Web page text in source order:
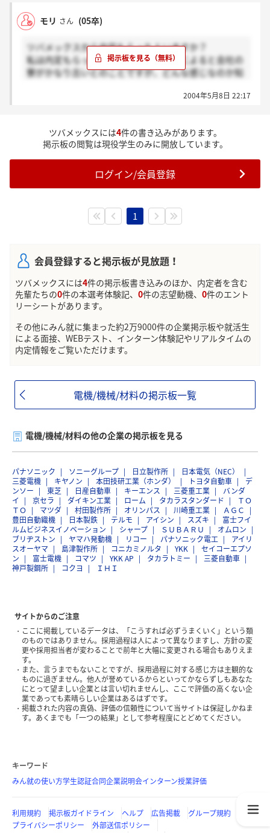
モリ さん (05卒)
ツバメックスから内定もらった人いますか？
私は内定もらったのですが、聞いた話によると会社の
寮がかなり古いとのことですが、どんな感じなのか知
あと、内定もらった人はツバメックスにいくのです
2004年5月8日 22:17
ツバメックスには4件の書き込みがあります。
掲示板の閲覧は現役学生のみに開放しています。
ログイン/会員登録
1
会員登録すると掲示板が見放題！
ツバメックスには4件の掲示板書き込みのほか、内定者を含む
先輩たちの0件の本選考体験記、 0件の志望動機、 0件のエント
リーシートがあります。
その他にみん就に集まった約2万9000件の企業掲示板や就活生
による面接、WEBテスト、インターン体験記やリアルタイムの
内定情報をご覧いただけます。
電機/機械/材料の掲示板一覧
電機/機械/材料の他の企業の掲示板を見る
パナソニック ソニーグループ 日立製作所
日本電気（NEC）
三菱電機
キヤノン 本田技研工業（ホンダ） トヨタ自動車
デ
ンソー
東芝 日産自動車 キーエンス 三菱重工業
バンダ
イ
京セラ ダイキン工業 ローム タカラスタンダード
ＴＯ
ＴＯ
マツダ 村田製作所 オリンパス 川崎重工業
ＡＧＣ
豊田自動織機
日本製鉄 テルモ アイシン スズキ
富士フイ
ルムビジネスイノベーション
シャープ ＳＵＢＡＲＵ
オムロン
ブリヂストン
ヤマハ発動機 リコー パナソニック電工
アイリ
スオーヤマ
島津製作所 コニカミノルタ YKK
セイコーエプソ
ン
富士電機 コマツ YKK AP タカラトミー
三菱自動車
神戸製鋼所
コクヨ ＩＨＩ
サイトからのご注意
ここに掲載しているデータは、「こうすれば必ずうまくいく」という類
のものではありません。採用過程は人によって異なりますし、方針の変
更や採用担当者が変わることで前年と大幅に変更される場合もありえま
す。
また、言うまでもないことですが、採用過程に対する感じ方は主観的な
ものに過ぎません。他人が誉めているからといってかならずしもあなた
にとって望ましい企業とは言い切れませんし、ここで評価の高くない企
業であっても素晴らしい企業はあるはずです。
掲載された内容の真偽、評価の信頼性について当サイトは保証しかねま
す。あくまでも「一つの結果」として参考程度にとどめてください。
キーワード
みん就の使い方学生認証合同企業説明会インターン授業評価
利用規約 掲示板ガイドライン ヘルプ 広告掲載
グループ規約
プライバシーポリシー
外部送信ポリシー